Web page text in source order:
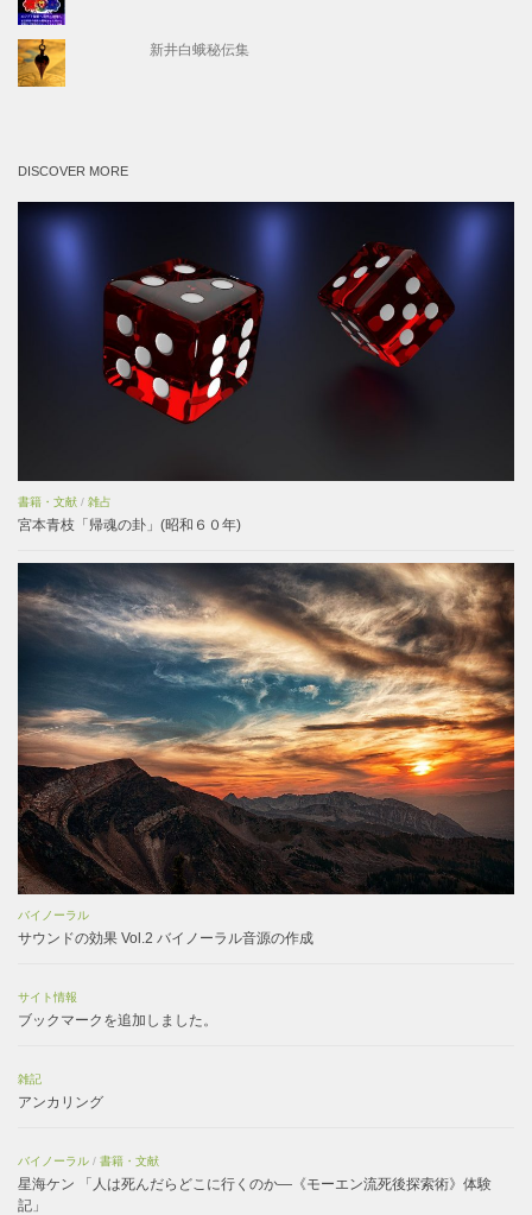
新井白蛾秘伝集
DISCOVER MORE
書籍・文献 / 雑占
宮本青枝「帰魂の卦」(昭和６０年)
バイノーラル
サウンドの効果 Vol.2 バイノーラル音源の作成
サイト情報
ブックマークを追加しました。
雑記
アンカリング
バイノーラル / 書籍・文献
星海ケン 「人は死んだらどこに行くのか―《モーエン流死後探索術》体験
記」